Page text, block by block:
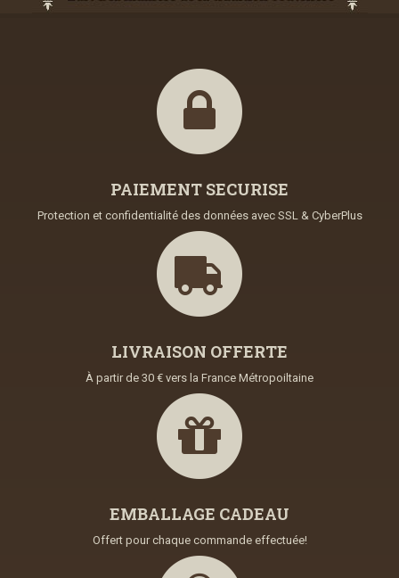
PAIEMENT SECURISE
Protection et confidentialité des données avec SSL & CyberPlus
LIVRAISON OFFERTE
À partir de 30 € vers la France Métropoiltaine
EMBALLAGE CADEAU
Offert pour chaque commande effectuée!